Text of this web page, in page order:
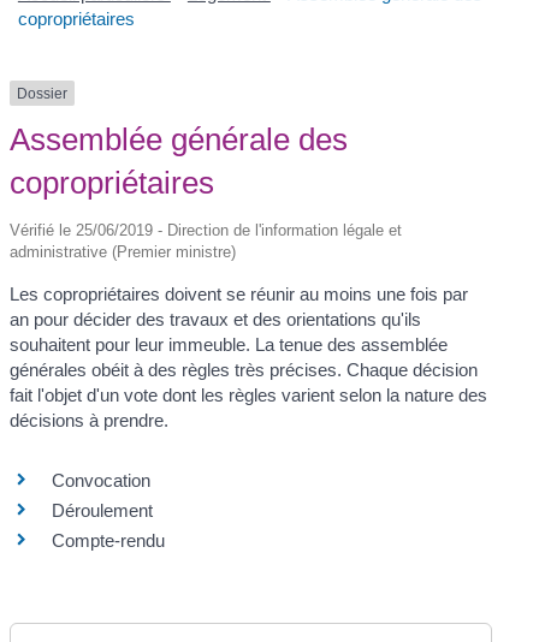
copropriétaires
Dossier
Assemblée générale des
copropriétaires
Vérifié le 25/06/2019 - Direction de l'information légale et
administrative (Premier ministre)
Les copropriétaires doivent se réunir au moins une fois par
an pour décider des travaux et des orientations qu'ils
souhaitent pour leur immeuble. La tenue des assemblée
générales obéit à des règles très précises. Chaque décision
fait l'objet d'un vote dont les règles varient selon la nature des
décisions à prendre.
Convocation
Déroulement
Compte-rendu